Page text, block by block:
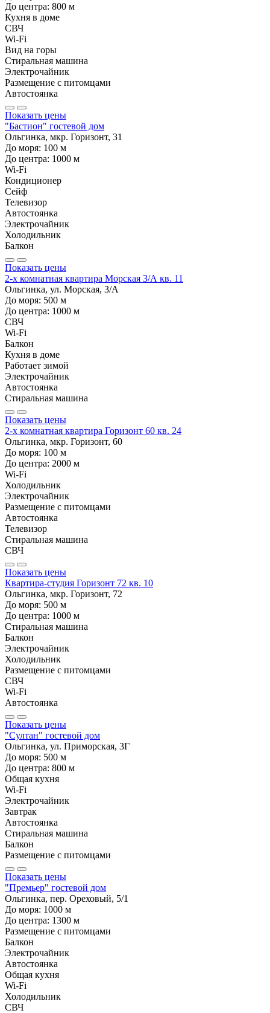
До центра: 800 м
Кухня в доме
СВЧ
Wi-Fi
Вид на горы
Стиральная машина
Электрочайник
Размещение с питомцами
Автостоянка
Показать цены
"Бастион" гостевой дом
Ольгинка, мкр. Горизонт, 31
До моря: 100 м
До центра: 1000 м
Wi-Fi
Кондиционер
Сейф
Телевизор
Автостоянка
Электрочайник
Холодильник
Балкон
Показать цены
2-х комнатная квартира Морская 3/А кв. 11
Ольгинка, ул. Морская, 3/А
До моря: 500 м
До центра: 1000 м
СВЧ
Wi-Fi
Балкон
Кухня в доме
Работает зимой
Электрочайник
Автостоянка
Стиральная машина
Показать цены
2-х комнатная квартира Горизонт 60 кв. 24
Ольгинка, мкр. Горизонт, 60
До моря: 100 м
До центра: 2000 м
Wi-Fi
Холодильник
Электрочайник
Размещение с питомцами
Автостоянка
Телевизор
Стиральная машина
СВЧ
Показать цены
Квартира-студия Горизонт 72 кв. 10
Ольгинка, мкр. Горизонт, 72
До моря: 500 м
До центра: 1000 м
Стиральная машина
Балкон
Электрочайник
Холодильник
Размещение с питомцами
СВЧ
Wi-Fi
Автостоянка
Показать цены
"Султан" гостевой дом
Ольгинка, ул. Приморская, 3Г
До моря: 500 м
До центра: 800 м
Общая кухня
Wi-Fi
Электрочайник
Завтрак
Автостоянка
Стиральная машина
Балкон
Размещение с питомцами
Показать цены
"Премьер" гостевой дом
Ольгинка, пер. Ореховый, 5/1
До моря: 1000 м
До центра: 1300 м
Размещение с питомцами
Балкон
Электрочайник
Автостоянка
Общая кухня
Wi-Fi
Холодильник
СВЧ